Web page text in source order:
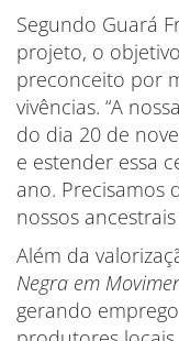
Segundo Guará
projeto, o
preconceito por
vivências. “A
do dia 20 de
e estender essa
ano. Precisamos
nossos
Além da
Negra em
gerando